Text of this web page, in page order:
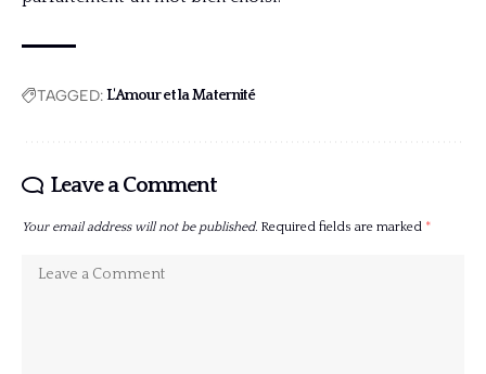
TAGGED:L'Amour et la Maternité
Leave a Comment
Your email address will not be published. Required fields are marked *